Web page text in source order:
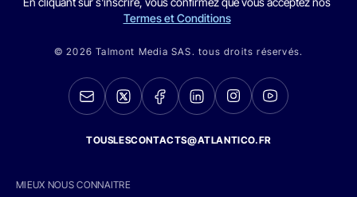
Termes et Conditions
© 2026 Talmont Media SAS. tous droits réservés.
TOUSLESCONTACTS@ATLANTICO.FR
MIEUX NOUS CONNAITRE